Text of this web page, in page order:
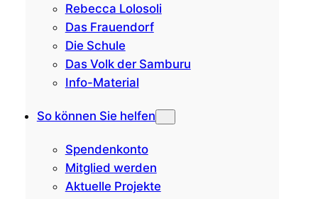
Rebecca Lolosoli
Das Frauendorf
Die Schule
Das Volk der Samburu
Info-Material
So können Sie helfen
Spendenkonto
Mitglied werden
Aktuelle Projekte